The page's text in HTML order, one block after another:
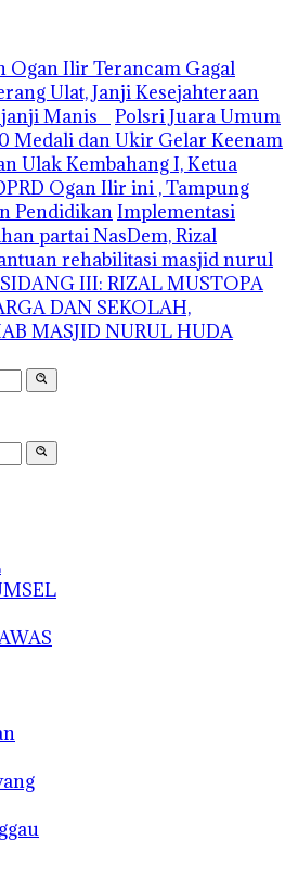
Ogan Ilir Terancam Gagal
Ulat, Janji Kesejahteraan
janji Manis
Polsri Juara Umum
Medali dan Ukir Gelar Keenam
Ulak Kembahang I, Ketua
Ogan Ilir ini , Tampung
PendidikanImplementasi
partai NasDem, Rizal
rehabilitasi masjid nurul
III: RIZAL MUSTOPA
DAN SEKOLAH,
MASJID NURUL HUDA